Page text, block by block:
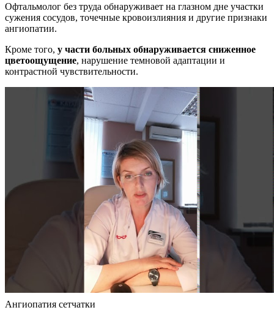
Офтальмолог без труда обнаруживает на глазном дне участки
сужения сосудов, точечные кровоизлияния и другие признаки
ангиопатии.
Кроме того, у части больных обнаруживается сниженное
цветоощущение, нарушение темновой адаптации и
контрастной чувствительности.
Ангиопатия сетчатки